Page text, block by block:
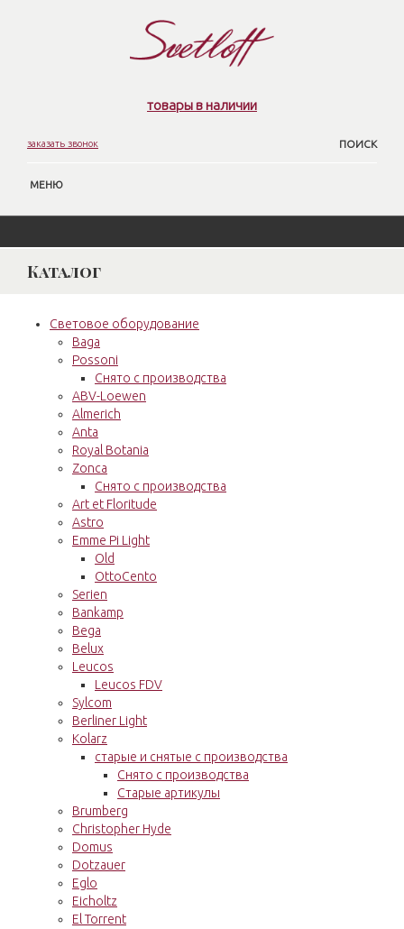
товары в наличии
заказать звонок ПОИСК
МЕНЮ
Каталог
Световое оборудование
Baga
Possoni
Снято с производства
ABV-Loewen
Almerich
Anta
Royal Botania
Zonca
Снято с производства
Art et Floritude
Astro
Emme Pi Light
Old
OttoCento
Serien
Bankamp
Bega
Belux
Leucos
Leucos FDV
Sylcom
Berliner Light
Kolarz
старые и снятые с производства
Снято с производства
Старые артикулы
Brumberg
Christopher Hyde
Domus
Dotzauer
Eglo
Eicholtz
El Torrent